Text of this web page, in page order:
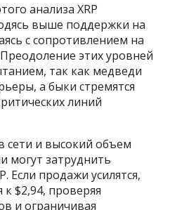
анализа XRP
выше поддержки на
с сопротивлением на
этих уровней
так как медведи
а быки стремятся
линий
сети и высокий объем
могут затруднить
Если продажи усилятся,
$2,94, проверяя
и ограничивая